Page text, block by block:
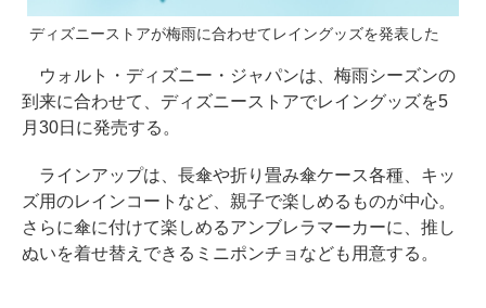
ディズニーストアが梅雨に合わせてレイングッズを発表した
ウォルト・ディズニー・ジャパンは、梅雨シーズンの
到来に合わせて、ディズニーストアでレイングッズを5
月30日に発売する。
ラインアップは、長傘や折り畳み傘ケース各種、キッ
ズ用のレインコートなど、親子で楽しめるものが中心。
さらに傘に付けて楽しめるアンブレラマーカーに、推し
ぬいを着せ替えできるミニポンチョなども用意する。